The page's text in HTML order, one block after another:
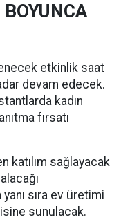
etkinlik saat
devam edecek.
kadın
fırsatı
katılım sağlayacak
sıra ev üretimi
sunulacak.